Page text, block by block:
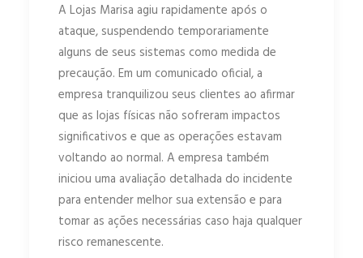
A Lojas Marisa agiu rapidamente após o
ataque, suspendendo temporariamente
alguns de seus sistemas como medida de
precaução. Em um comunicado oficial, a
empresa tranquilizou seus clientes ao afirmar
que as lojas físicas não sofreram impactos
significativos e que as operações estavam
voltando ao normal. A empresa também
iniciou uma avaliação detalhada do incidente
para entender melhor sua extensão e para
tomar as ações necessárias caso haja qualquer
risco remanescente.